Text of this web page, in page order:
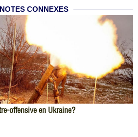
NOTES CONNEXES
offensive en Ukraine?